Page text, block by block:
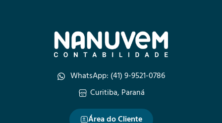
WhatsApp: (41) 9-9521-0786
Curitiba, Paraná
Área do Cliente